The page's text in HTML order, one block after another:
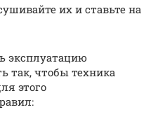
их и ставьте на
эксплуатацию
так, чтобы техника
этого